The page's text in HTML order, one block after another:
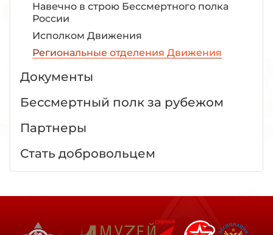
Навечно в строю Бессмертного полка
России
Исполком Движения
Региональные отделения Движения
Документы
Бессмертный полк за рубежом
Партнеры
Стать добровольцем